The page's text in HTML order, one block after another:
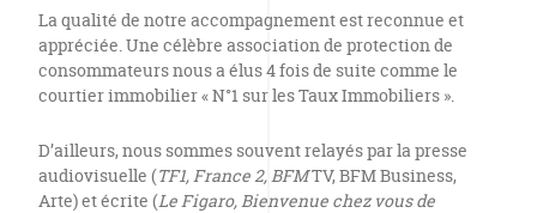
La qualité de notre accompagnement est reconnue et
appréciée. Une célèbre association de protection de
consommateurs nous a élus 4 fois de suite comme le
courtier immobilier « N°1 sur les Taux Immobiliers ».
D’ailleurs, nous sommes souvent relayés par la presse
audiovisuelle (TF1, France 2, BFMTV, BFM Business,
Arte) et écrite (Le Figaro, Bienvenue chez vous de